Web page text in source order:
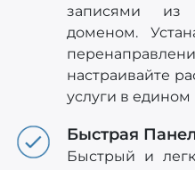
записями из
доменом.
настраивайте
услуги в едином
Быстрая
Быстрый и